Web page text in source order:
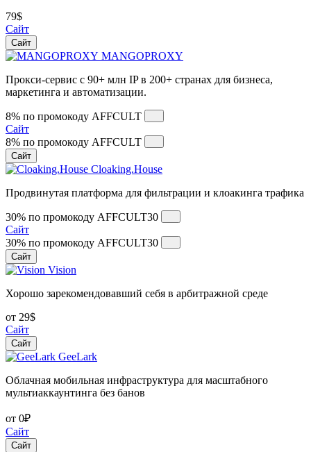
79$
Сайт
Сайт
MANGOPROXY
Прокси-сервис с 90+ млн IP в 200+ странах для бизнеса,
маркетинга и автоматизации.
8% по промокоду AFFCULT
Сайт
8% по промокоду AFFCULT
Сайт
Cloaking.House
Продвинутая платформа для фильтрации и клоакинга трафика
30% по промокоду AFFCULT30
Сайт
30% по промокоду AFFCULT30
Сайт
Vision
Хорошо зарекомендовавший себя в арбитражной среде
от 29$
Сайт
Сайт
GeeLark
Облачная мобильная инфраструктура для масштабного
мультиаккаунтинга без банов
от 0₽
Сайт
Сайт